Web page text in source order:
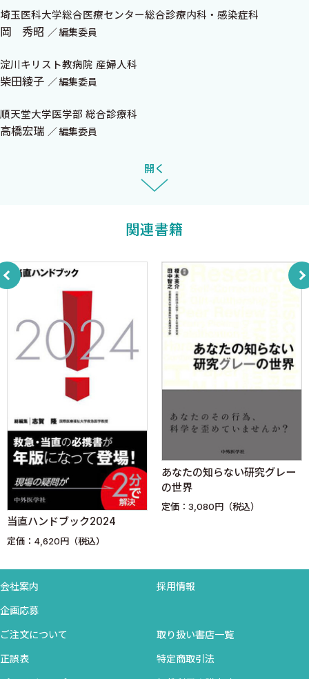
総合内科まだまだ診断中！ フレームワークで病歴聴取を極め
る ＜森川 暢＞
匡，坂本 壮＞
Dr.久村の救急外来で出会う精神症状自由自在 ＜久村正樹＞
上原孝紀＞
Dr.根井の感染症徒然草 ＜根井貴仁＞
小児救急外来ただいま診断中！ ＜竹井寛和，杉中見和，坂本
Dr.岡のやさしい感染症ディスカバリーレクチャー 皮膚・筋肉・
ほんまでっか〜!? 目からうろこの女性の診かた ＜柴田綾子＞
失敗から学ぶウラ診断学 ＜和足孝之＞
Dr.伊東のがん患者の感染症ただいま診断中！ ＜伊東直哉，古谷
賢人＞
つかさの部屋 ＜矢島つかさ＞
Dr.ゴローの バイタルドクター臨床日記 ＜入江聰五郎＞
M(medication)＆M(Multidisciplinary)カンファレンス ＜吉田英人
スライド作成 KISS approach ＜坂本 壮，安藤裕貴，藤井達也
Neurology for Primary Care ＜松原知康＞
予防医療超入門 ＜高橋宏瑞＞
Generalist達よ，スポーツドクターになろう！ ＜小松孝行＞
これが噂のコスモ女子！ ＜木田佳子＞
フリーアナウンサー中川倫子のCheerful Communication ! ＜中川
倫子＞
Dr.加藤のスタートアップ★ワクワクキャリア！ ＜加藤浩晃＞
研修病院紹介 ＜隠岐病院＞
JC（ジェイ・コスモ）ジャーナルクラブ ＜原田 拓＞
埼玉医科大学総合医療センター総合診療内科・感染症科
岡 秀昭 編集委員
淀川キリスト教病院 産婦人科
柴田綾子 編集委員
順天堂大学医学部 総合診療科
高橋宏瑞 編集委員
開く
関連書籍
当直ハンドブック2024
定価：4,620円（税込）
あなたの知らない研究グレー
の世界
定価：3,080円（税込）
会社案内 採用情報
企画応募
ご注文について 取り扱い書店一覧
正誤表 特定商取引法